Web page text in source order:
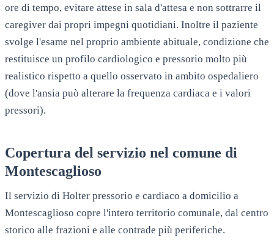
ore di tempo, evitare attese in sala d'attesa e non sottrarre il
caregiver dai propri impegni quotidiani. Inoltre il paziente
svolge l'esame nel proprio ambiente abituale, condizione che
restituisce un profilo cardiologico e pressorio molto più
realistico rispetto a quello osservato in ambito ospedaliero
(dove l'ansia può alterare la frequenza cardiaca e i valori
pressori).
Copertura del servizio nel comune di
Montescaglioso
Il servizio di Holter pressorio e cardiaco a domicilio a
Montescaglioso copre l'intero territorio comunale, dal centro
storico alle frazioni e alle contrade più periferiche.